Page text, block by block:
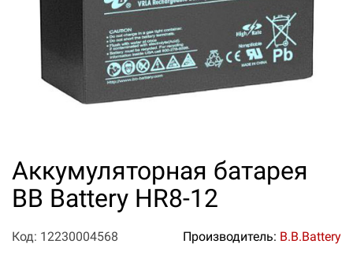
Аккумуляторная батарея
BB Battery HR8-12
Код: 12230004568 Производитель: B.B.Battery